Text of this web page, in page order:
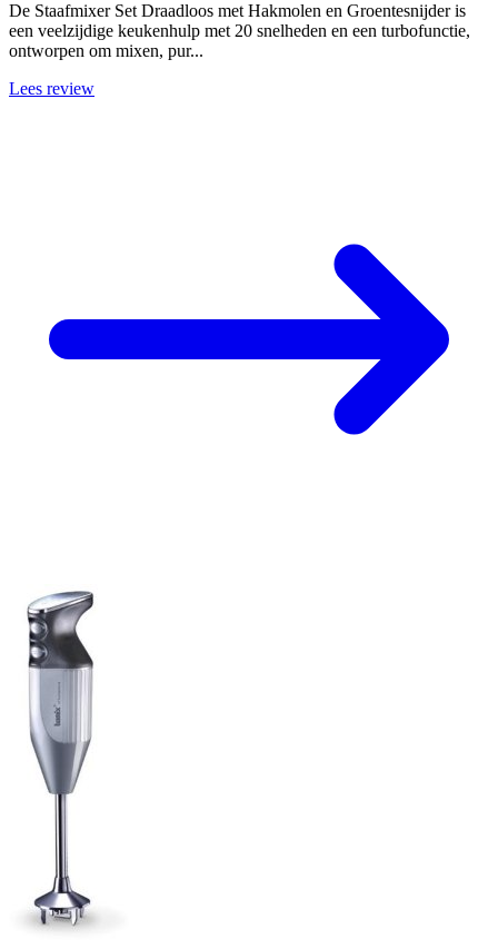
De Staafmixer Set Draadloos met Hakmolen en Groentesnijder is
een veelzijdige keukenhulp met 20 snelheden en een turbofunctie,
ontworpen om mixen, pur...
Lees review